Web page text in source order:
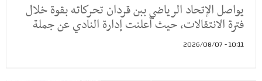
يواصل الإتحاد الرياضي ببن قردان تحركاته بقوة خلال
فترة الانتقالات، حيث أعلنت إدارة النادي عن جملة
10:11 - 2026/08/07